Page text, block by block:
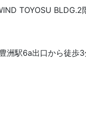
TOYOSU BLDG.2
洲駅6a出口から徒歩3